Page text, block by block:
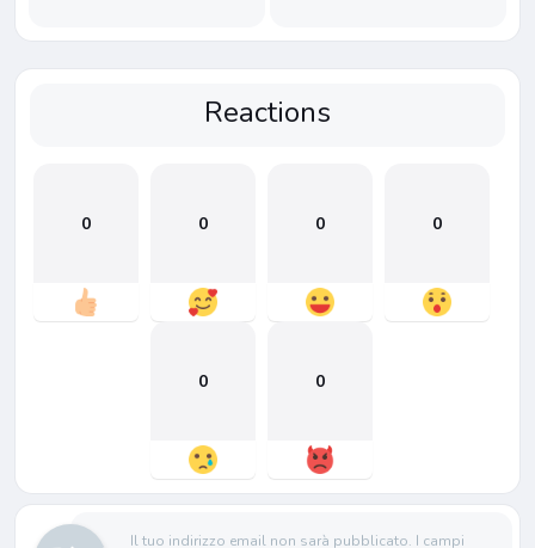
Reactions
0 0 0 0
0 0
Il tuo indirizzo email non sarà pubblicato. I campi